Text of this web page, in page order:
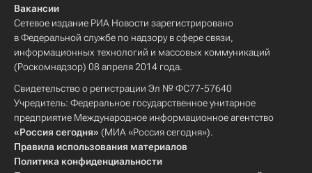
Вакансии
Сетевое издание РИА Новости зарегистрировано
в Федеральной службе по надзору в сфере связи,
информационных технологий и массовых коммуникаций
(Роскомнадзор) 08 апреля 2014 года.
Свидетельство о регистрации Эл № ФС77-57640
Учредитель: Федеральное государственное унитарное
предприятие Международное информационное агентство
«Россия сегодня» (МИА «Россия сегодня»).
Правила использования материалов
Политика конфиденциальности